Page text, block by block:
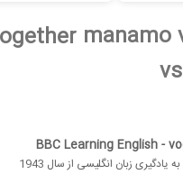
BBC Learning English -
زبان انگلیسی از سال 1943